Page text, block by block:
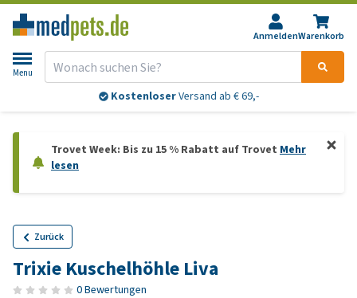
AnmeldenWarenkorb
Menu
KostenloserVersand ab € 69,-
Trovet Week: Bis zu 15 % Rabatt auf Trovet Mehr
lesen
Zurück
Trixie Kuschelhöhle Liva
0 Bewertungen